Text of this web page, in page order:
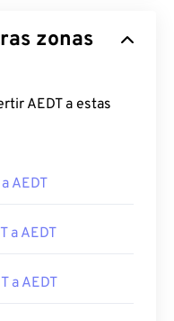
zonas
AEDT a estas
AEDT
a AEDT
a AEDT